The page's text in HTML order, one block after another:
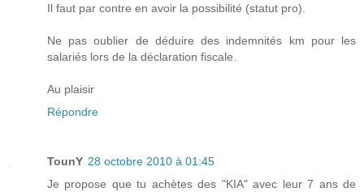
Il faut par contre en avoir la possibilité (statut pro).
Ne pas oublier de déduire des indemnités km pour les
salariés lors de la déclaration fiscale.
Au plaisir
Répondre
TounY 28 octobre 2010 à 01:45
Je propose que tu achètes des "KIA" avec leur 7 ans de